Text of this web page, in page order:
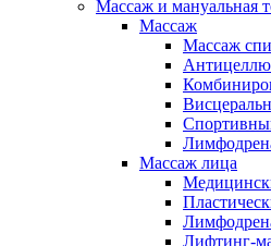
Массаж и мануальная
Массаж
Массаж
Массаж лица
Лифтинг-